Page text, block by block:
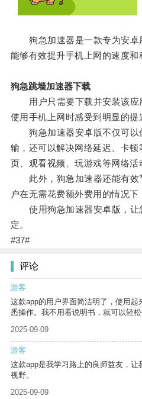
狗急加速器是一款专为安卓
能够有效提升手机上网的速度和
狗急跳墙加速器下载
用户只需要下载并安装该应
使用手机上网时感受到明显的提
狗急加速器安卓版不仅可以
输，还可以解决网络延迟、卡
页、观看视频、玩游戏等网络活
此外，狗急加速器还能有效
户在无需花费额外费用的情况下
使用狗急加速器安卓版，让
定。
#37#
评论
游客
这款app的用户界面简洁明了，使用
悉操作。我不用看说明书，就可以轻松
2025-09-09
游客
这款app是我学习路上的良师益友，
视野。
2025-09-09